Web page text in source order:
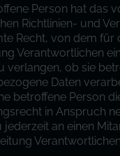
Person hat das
Richtlinien- und
Recht, von dem für
Verantwortlichen
verlangen, ob sie
Daten
betroffene Person
in Anspruch
jederzeit an einen